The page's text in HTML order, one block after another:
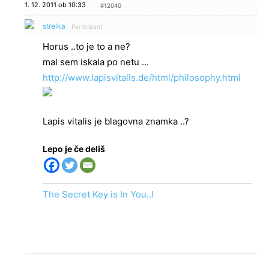
1. 12. 2011 ob 10:33 #12040
strelka Participant
Horus ..to je to a ne?
mal sem iskala po netu …
http://www.lapisvitalis.de/html/philosophy.html
Lapis vitalis je blagovna znamka ..?
Lepo je če deliš
The Secret Key is In You..!